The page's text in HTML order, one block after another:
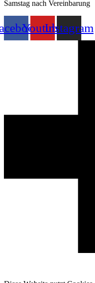
Samstag nach Vereinbarung
YoutubeInstagram